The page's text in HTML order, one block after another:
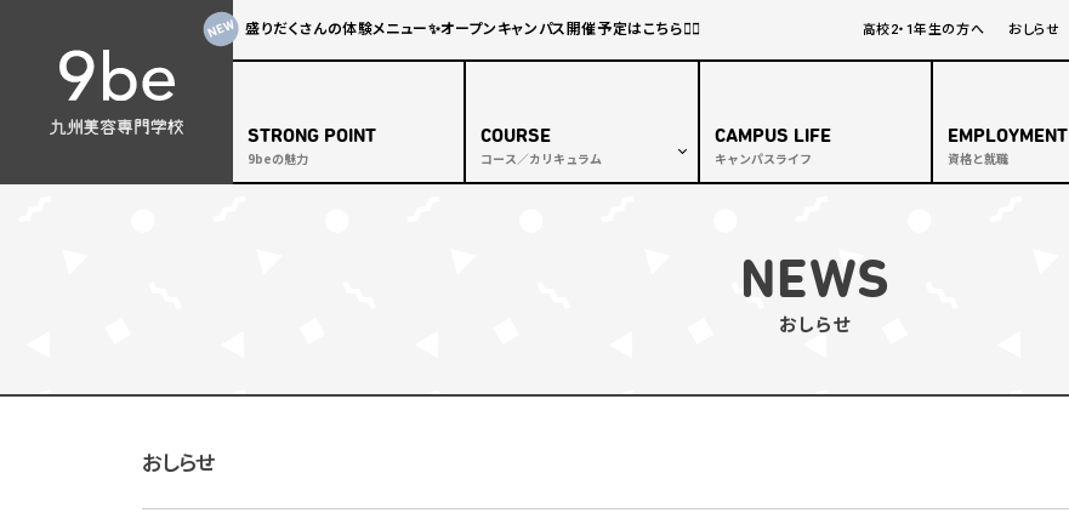
9beの魅力
STRONG POINT
コース／カリキュラム
COURSE
カリキュラム
キャンパスライフ
CAMPUS LIFE
資格と就職
EMPLOYMENT
盛りだくさんの体験メニュー✨オープンキャンパス開催予定はこちら🏃‍♂️ 高校2・1年生の方へ おしらせ
NEWS
おしらせ
おしらせ